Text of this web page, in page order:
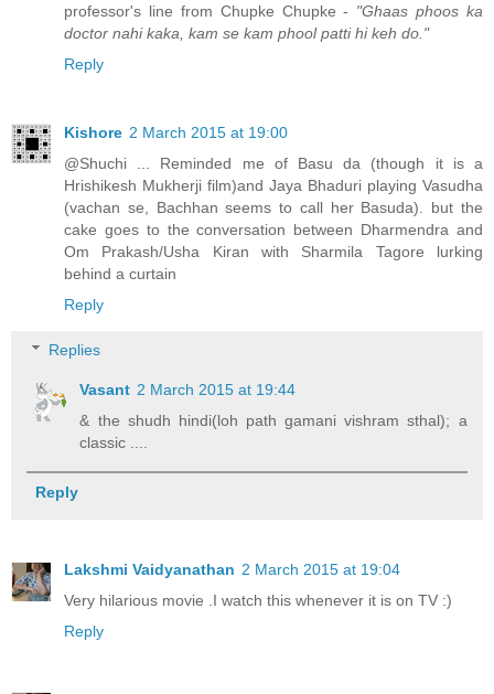
professor's line from Chupke Chupke - "Ghaas phoos ka
doctor nahi kaka, kam se kam phool patti hi keh do."
Reply
Kishore 2 March 2015 at 19:00
@Shuchi ... Reminded me of Basu da (though it is a
Hrishikesh Mukherji film)and Jaya Bhaduri playing Vasudha
(vachan se, Bachhan seems to call her Basuda). but the
cake goes to the conversation between Dharmendra and
Om Prakash/Usha Kiran with Sharmila Tagore lurking
behind a curtain
Reply
Replies
Vasant 2 March 2015 at 19:44
& the shudh hindi(loh path gamani vishram sthal); a
classic ....
Reply
Lakshmi Vaidyanathan 2 March 2015 at 19:04
Very hilarious movie .I watch this whenever it is on TV :)
Reply